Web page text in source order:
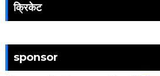
क्रिकेट
sponsor